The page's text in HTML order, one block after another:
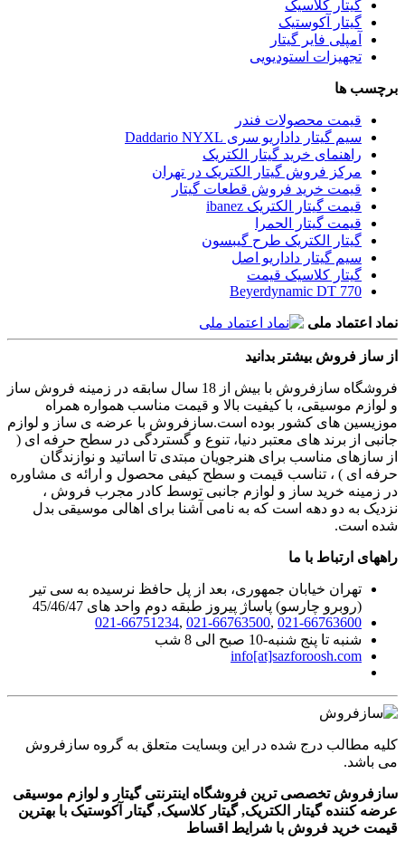
گیتار کلاسیک
گیتار آکوستیک
آمپلی فایر گیتار
تجهیزات استودیویی
برچسب ها
قیمت محصولات فندر
سیم گیتار داداریو سری Daddario NYXL
راهنمای خرید گیتار الکتریک
مرکز فروش گیتار الکتریک در تهران
قیمت خرید فروش قطعات گیتار
قیمت گیتار الکتریک ibanez
قیمت گیتار الحمرا
گیتار الکتریک طرح گیبسون
سیم گیتار داداریو اصل
گیتار کلاسیک قیمت
Beyerdynamic DT 770
نماد اعتماد ملی
از ساز فروش بیشتر بدانید
فروشگاه سازفروش با بیش از 18 سال سابقه در زمینه فروش ساز
و لوازم موسیقی، با کیفیت بالا و قیمت مناسب همواره همراه
موزیسین های کشور بوده است.سازفروش با عرضه ی ساز و لوازم
جانبی از برند های معتبر دنیا، تنوع و گستردگی در سطح حرفه ای (
از سازهای مناسب برای هنرجویان مبتدی تا اساتید و نوازندگان
حرفه ای ) ، تناسب قیمت و سطح کیفی محصول و ارائه ی مشاوره
در زمینه خرید ساز و لوازم جانبی توسط کادر مجرب فروش ،
نزدیک به دو دهه است که به نامی آشنا برای اهالی موسیقی بدل
شده است.
راههای ارتباط با ما
تهران خیابان جمهوری، بعد از پل حافظ نرسیده به سی تیر
(روبرو چارسو) پاساژ پیروز طبقه دوم واحد های 45/46/47
021-66763600
,
021-66763500
,
021-66751234
شنبه تا پنج شنبه-10 صبح الی 8 شب
info[at]sazforoosh.com
کلیه مطالب درج شده در این وبسایت متعلق به گروه سازفروش
می باشد.
سازفروش تخصصی ترین فروشگاه اینترنتی گیتار و لوازم موسیقی
عرضه کننده گیتار الکتریک, گیتار کلاسیک, گیتار آکوستیک با بهترین
قیمت خرید فروش با شرایط اقساط